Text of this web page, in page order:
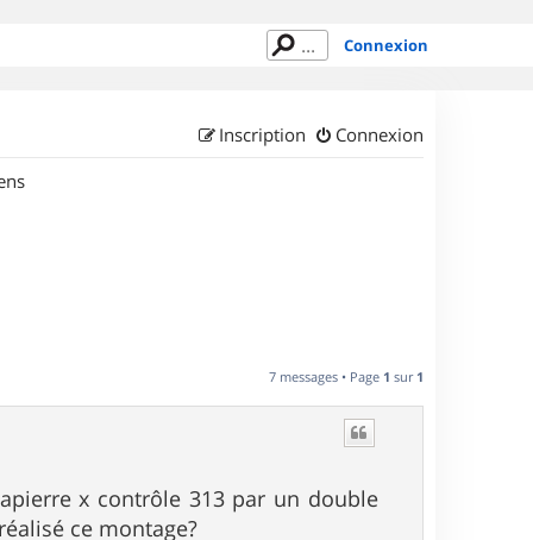
Connexion
Connexion
Inscription
7 messages • Page 1 sur 1
x contrôle 313 par un double
ce montage?